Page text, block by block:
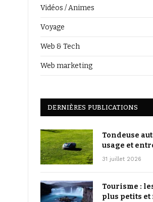
Vidéos / Animes
Voyage
Web & Tech
Web marketing
DERNIÈRES PUBLICATIONS
Tondeuse
usage et
31 juillet 2026
Tourisme :
plus petits et